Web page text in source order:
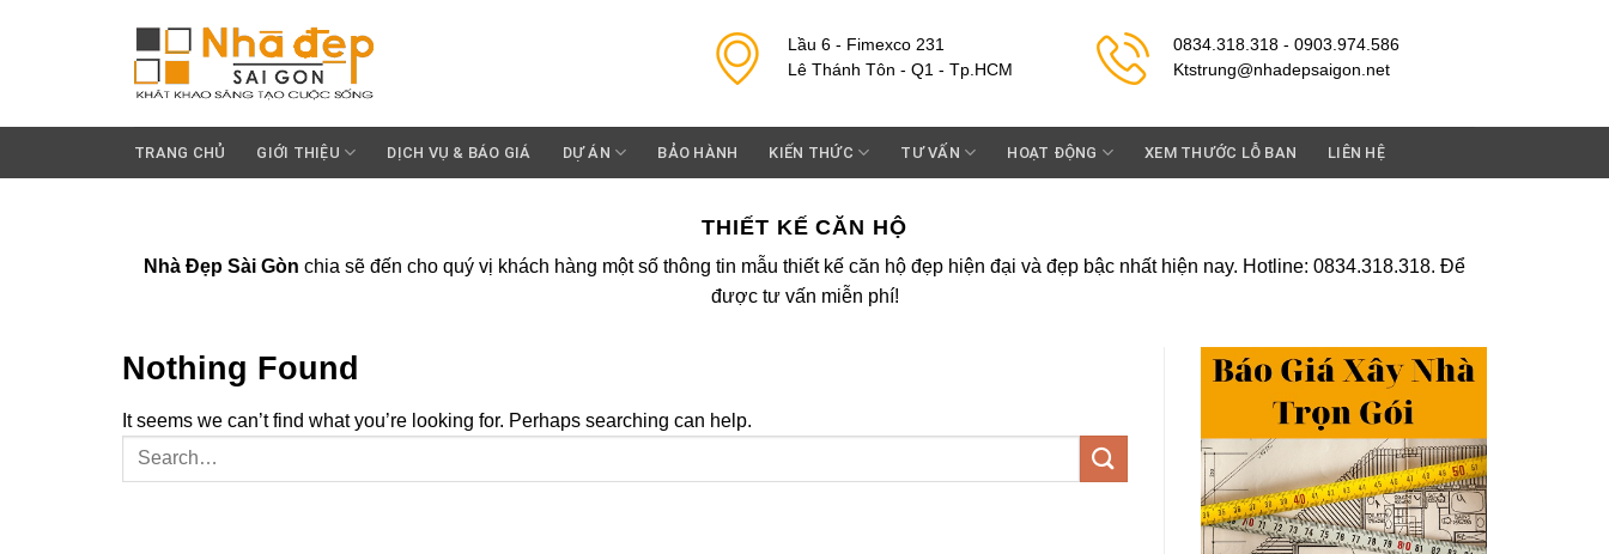
Lầu 6 - Fimexco 231
Lê Thánh Tôn - Q1 - Tp.HCM
0834.318.318 - 0903.974.586
Ktstrung@nhadepsaigon.net
TRANG CHỦ GIỚI THIỆU DỊCH VỤ & BÁO GIÁ DỰ ÁN BẢO HÀNH KIẾN THỨC TƯ VẤN HOẠT ĐỘNG XEM THƯỚC LỖ BAN LIÊN HỆ
THIẾT KẾ CĂN HỘ
Nhà Đẹp Sài Gòn chia sẽ đến cho quý vị khách hàng một số thông tin mẫu thiết kế căn hộ đẹp hiện đại và đẹp bậc nhất hiện nay. Hotline: 0834.318.318. Để
được tư vấn miễn phí!
Nothing Found
It seems we can’t find what you’re looking for. Perhaps searching can help.